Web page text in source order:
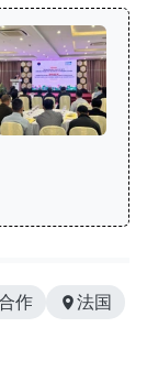
作
法国